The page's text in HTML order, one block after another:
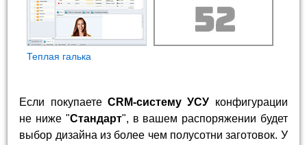
Теплая галька
Если покупаете CRM-систему УСУ конфигурации
не ниже "Стандарт", в вашем распоряжении будет
выбор дизайна из более чем полусотни заготовок. У